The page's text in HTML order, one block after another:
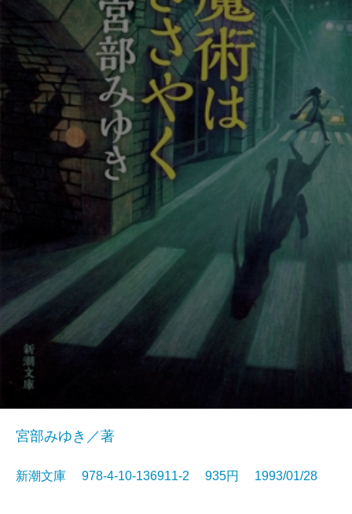
宮部みゆき／著
新潮文庫 978-4-10-136911-2 935円 1993/01/28